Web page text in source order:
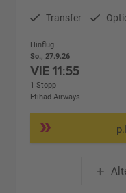
Transfer
Hinflug
So., 27.9.26
VIE11:55
1 Stopp
Etihad Airways